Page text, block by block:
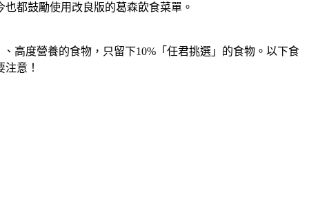
都鼓勵使用改良版的葛森飲食菜單。
高度營養的食物，只留下10%「任君挑選」的食物。以下食
意！